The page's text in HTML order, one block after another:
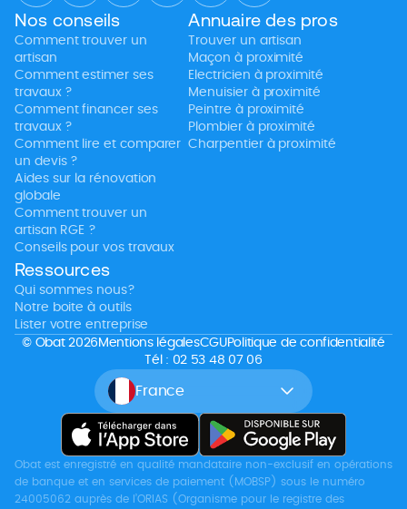
Nos conseils
Comment trouver un
artisan
Comment estimer ses
travaux ?
Comment financer ses
travaux ?
Comment lire et comparer
un devis ?
Aides sur la rénovation
globale
Comment trouver un
artisan RGE ?
Conseils pour vos travaux
Annuaire des pros
Trouver un artisan
Maçon à proximité
Electricien à proximité
Menuisier à proximité
Peintre à proximité
Plombier à proximité
Charpentier à proximité
Ressources
Qui sommes nous?
Notre boite à outils
Lister votre entreprise
France
© Obat 2026 Mentions légalesCGUPolitique de confidentialité
Tél : 02 53 48 07 06
Obat est enregistré en qualité mandataire non-exclusif en opérations
de banque et en services de paiement (MOBSP) sous le numéro
24005062 auprès de l’ORIAS (Organisme pour le registre des